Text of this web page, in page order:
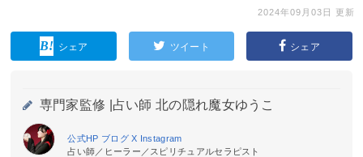
2024年09月03日 更新
シェア ツイート シェア
専門家監修 | 占い師 北の隠れ魔女ゆうこ
公式HP ブログX Instagram
占い師／ヒーラー／スピリチュアルセラピスト